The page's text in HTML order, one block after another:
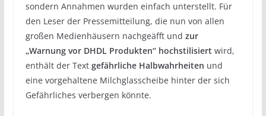
sondern Annahmen wurden einfach unterstellt. Für
den Leser der Pressemitteilung, die nun von allen
großen Medienhäusern nachgeäfft und zur
„Warnung vor DHDL Produkten“ hochstilisiert wird,
enthält der Text gefährliche Halbwahrheiten und
eine vorgehaltene Milchglasscheibe hinter der sich
Gefährliches verbergen könnte.